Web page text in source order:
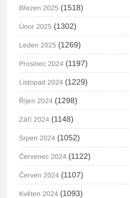
Březen 2025 (1518)
Únor 2025 (1302)
Leden 2025 (1269)
Prosinec 2024 (1197)
Listopad 2024 (1229)
Říjen 2024 (1298)
Září 2024 (1148)
Srpen 2024 (1052)
Červenec 2024 (1122)
Červen 2024 (1107)
Květen 2024 (1093)